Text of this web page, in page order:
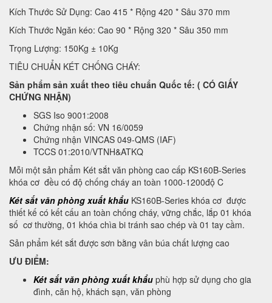
Kích Thước Sử Dụng: Cao 415 * Rộng 420 * Sâu 370 mm
Kích Thước Ngăn kéo: Cao 90 * Rộng 320 * Sâu 350 mm
Trọng Lượng: 150Kg ± 10Kg
TIÊU CHUẨN KÉT CHỐNG CHÁY:
Sản phẩm sản xuất theo tiêu chuẩn Quốc tế: ( CÓ GIẤY
CHỨNG NHẬN)
SGS Iso 9001:2008
Chứng nhận số: VN 16/0059
Chứng nhận VINCAS 049-QMS (IAF)
TCCS 01:2010/VTNH&ATKQ
Mỗi một sản phẩm Két sắt văn phòng cao cấp KS160B-Series
khóa cơ đều có độ chống cháy an toàn 1000-1200độ C
Két sắt văn phòng xuất khẩu KS160B-Series khóa cơ được
thiết kế có kết cấu an toàn chống cháy, vững chắc, lắp 01 khóa
số cơ thường, 01 khóa chìa bi tránh sao chép và 01 tay cầm.
Sản phẩm két sắt được sơn bằng vân búa chất lượng cao
ƯU ĐIỂM:
Két sắt văn phòng xuất khẩu phù hợp sử dụng cho gia
đình, căn hộ, khách sạn, văn phòng